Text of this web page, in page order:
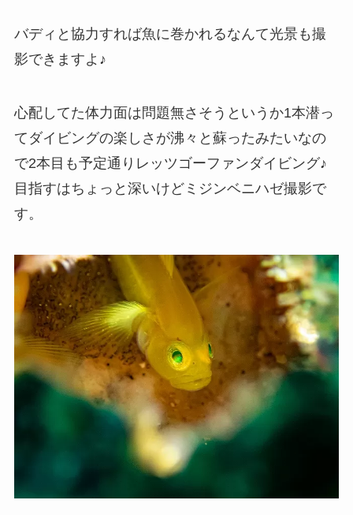
バディと協力すれば魚に巻かれるなんて光景も撮
影できますよ♪
心配してた体力面は問題無さそうというか1本潜っ
てダイビングの楽しさが沸々と蘇ったみたいなの
で2本目も予定通りレッツゴーファンダイビング♪
目指すはちょっと深いけどミジンベニハゼ撮影で
す。